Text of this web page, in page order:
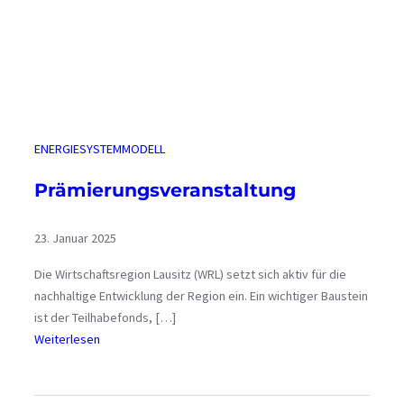
ENERGIESYSTEMMODELL
Prämierungsveranstaltung
23. Januar 2025
Die Wirtschaftsregion Lausitz (WRL) setzt sich aktiv für die
nachhaltige Entwicklung der Region ein. Ein wichtiger Baustein
ist der Teilhabefonds, […]
Weiterlesen